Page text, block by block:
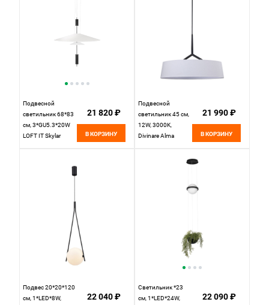
Подвесной
светильник 68*83
см, 3*GU5.3*20W
LOFT IT Skylar
21 820 ₽
В КОРЗИНУ
Подвесной
светильник 45 см,
12W, 3000K,
Divinare Alma
21 990 ₽
В КОРЗИНУ
Подвес 20*20*120
см, 1*LED*8W,
22 040 ₽
Светильник *23
см, 1*LED*24W,
22 090 ₽